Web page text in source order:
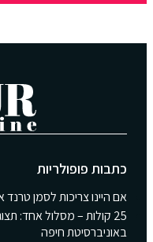
כתבות פופולריות
אם היינו צריכות לסמן
25 קולות – מסלול אחד:
באוניברסיטת חיפה